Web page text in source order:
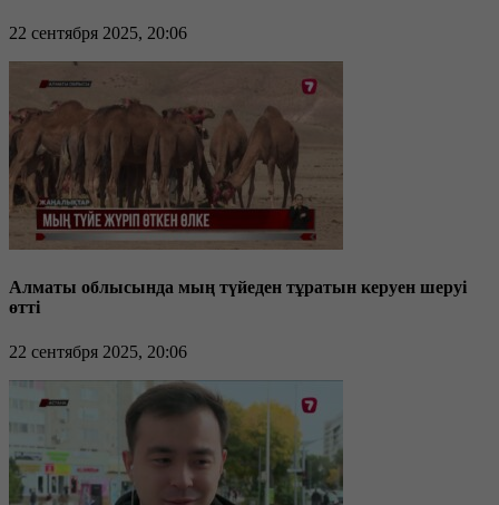
22 сентября 2025, 20:06
Алматы облысында мың түйеден тұратын керуен шеруі
өтті
22 сентября 2025, 20:06